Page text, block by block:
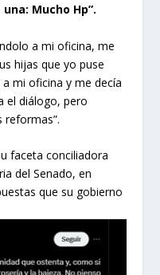
Mucho Hp”.
a mi oficina, me
hijas que yo puse
mi oficina y me decía
el diálogo, pero
reformas”.
faceta conciliadora
del Senado, en
que su gobierno